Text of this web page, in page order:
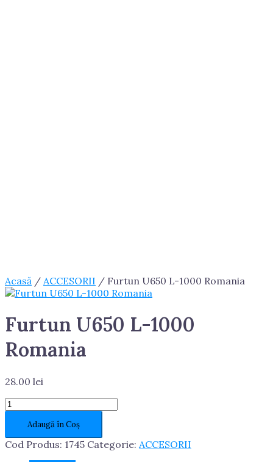
Acasă / ACCESORII / Furtun U650 L-1000 Romania
Furtun U650 L-1000
Romania
28.00 lei
Cantitate
Furtun
U650
L-
1000
Adaugă în Coș
Cod Produs: 1745 Categorie: ACCESORII